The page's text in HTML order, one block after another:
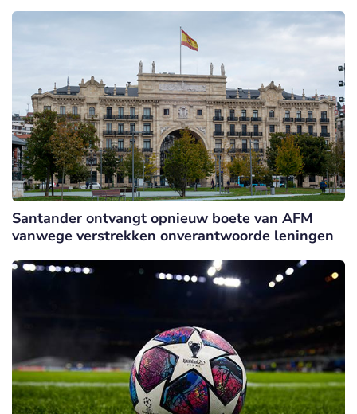
Santander ontvangt opnieuw boete van AFM
vanwege verstrekken onverantwoorde leningen